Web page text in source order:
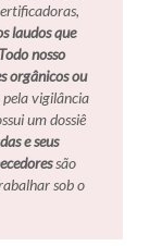
laudos que
Todo nosso
orgânicos ou
vigilância
um dossiê
e seus
são
sob o